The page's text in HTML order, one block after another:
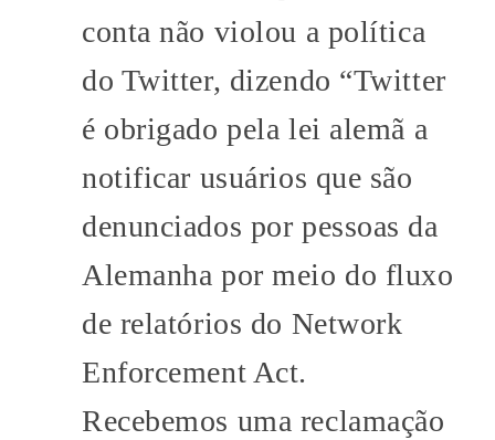
conta não violou a política
do Twitter, dizendo “Twitter
é obrigado pela lei alemã a
notificar usuários que são
denunciados por pessoas da
Alemanha por meio do fluxo
de relatórios do Network
Enforcement Act.
Recebemos uma reclamação